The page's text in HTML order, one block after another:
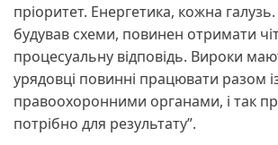
пріоритет. Енергетика, кожна
будував схеми, повинен отримати
процесуальну відповідь. Вироки
урядовці повинні працювати разом
правоохоронними органами, і так
потрібно для результату”.